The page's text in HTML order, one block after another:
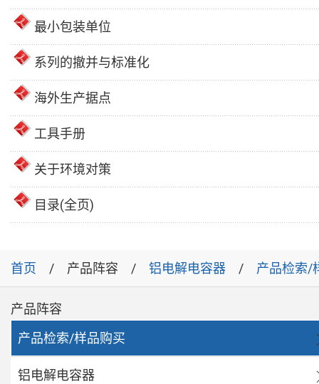
最小包装单位
系列的撤并与标准化
海外生产据点
工具手册
关于环境对策
目录(全页)
首页 产品阵容 铝电解电容器 产品检索/
产品阵容
产品检索/样品购买
铝电解电容器